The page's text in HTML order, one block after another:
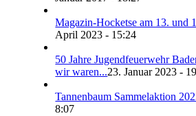
Magazin-Hocketse am 13. und
April 2023 - 15:24
50 Jahre Jugendfeuerwehr
wir waren...23. Januar 2023 -
Tannenbaum Sammelaktion
8:07